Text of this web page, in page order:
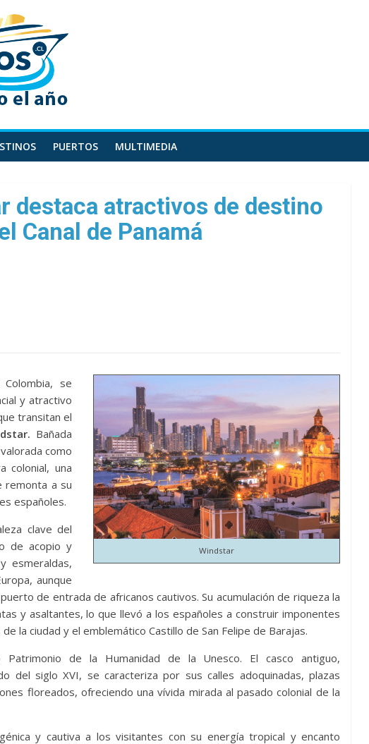
PUERTOS MULTIMEDIA
destaca atractivos de destino
Canal de Panamá
Windstar
se
y atractivo
transitan el
Bañada
como
colonial, una
remonta a su
españoles.
clave del
de acopio y
esmeraldas,
aunque
de entrada de africanos cautivos. Su acumulación de riqueza la
y asaltantes, lo que llevó a los españoles a construir imponentes
la ciudad y el emblemático Castillo de San Felipe de Barajas.
de la Humanidad de la Unesco. El casco antiguo,
del siglo XVI, se caracteriza por sus calles adoquinadas, plazas
floreados, ofreciendo una vívida mirada al pasado colonial de la
y cautiva a los visitantes con su energía tropical y encanto